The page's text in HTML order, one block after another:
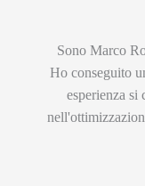
Sono Marco
Ho conseguito
esperienza si